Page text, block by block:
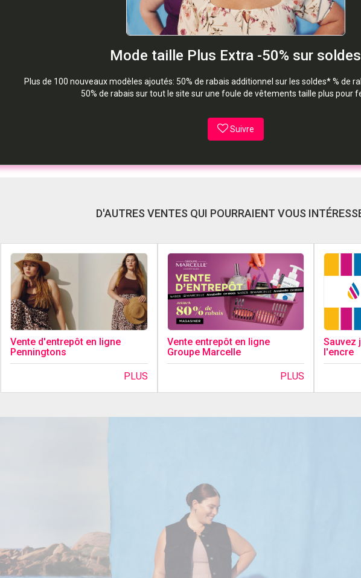
Mode taille Plus Extra -50% sur soldes
Plus de 100 nouveaux modèles ajoutés: 50% de rabais additionnel sur les soldes* % de
50% de rabais sur tout le site sur une foule de vêtements taille plus pour
Suivre
D'AUTRES VENTES QUI POURRAIENT VOUS
Vente d'entrepôt en ligne
Penningtons
PLUS
Vente entrepôt en ligne
Groupe Marcelle
PLUS
Sauvez
l'encre